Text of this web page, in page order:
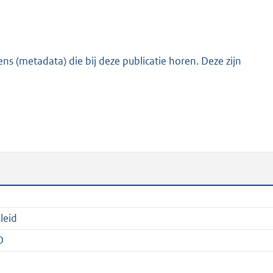
K
(metadata) die bij deze publicatie horen. Deze zijn